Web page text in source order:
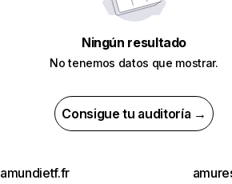
Ningún resultado
No tenemos datos que mostrar.
Consigue tu auditoría →
amundietf.fr